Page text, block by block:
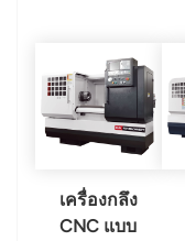
เครื่องกลึง
CNC แบบ